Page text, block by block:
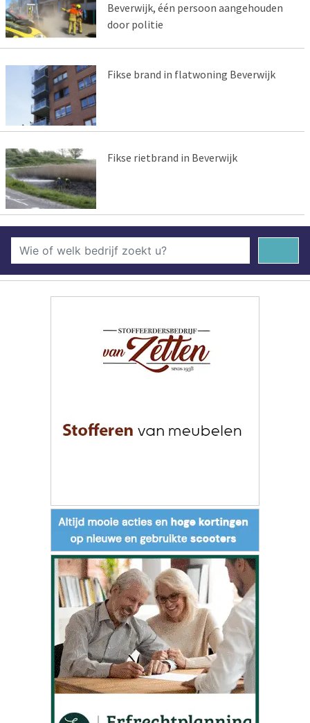
Beverwijk, één persoon aangehouden
door politie
Fikse brand in flatwoning Beverwijk
Fikse rietbrand in Beverwijk